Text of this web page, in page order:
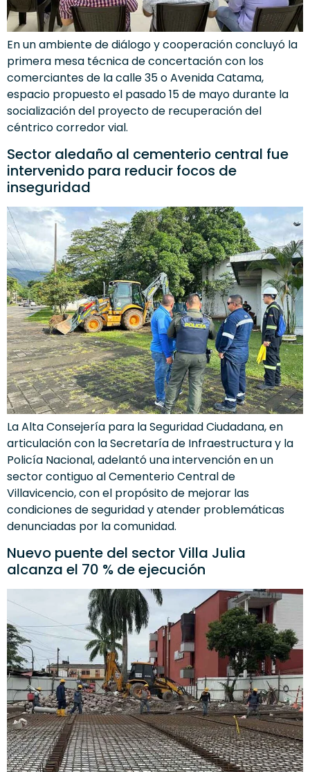
En un ambiente de diálogo y cooperación concluyó la
primera mesa técnica de concertación con los
comerciantes de la calle 35 o Avenida Catama,
espacio propuesto el pasado 15 de mayo durante la
socialización del proyecto de recuperación del
céntrico corredor vial.
Sector aledaño al cementerio central fue
intervenido para reducir focos de
inseguridad
La Alta Consejería para la Seguridad Ciudadana, en
articulación con la Secretaría de Infraestructura y la
Policía Nacional, adelantó una intervención en un
sector contiguo al Cementerio Central de
Villavicencio, con el propósito de mejorar las
condiciones de seguridad y atender problemáticas
denunciadas por la comunidad.
Nuevo puente del sector Villa Julia
alcanza el 70 % de ejecución